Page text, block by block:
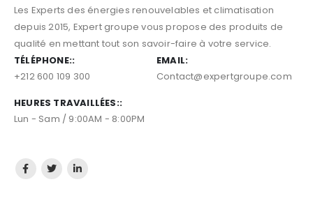
AU RÉSEAU
Les Experts des énergies renouvelables et climatisation
depuis 2015, Expert groupe vous propose des produits de
qualité en mettant tout son savoir-faire à votre service.
TÉLÉPHONE::
+212 600 109 300
EMAIL:
Contact@expertgroupe.com
HEURES TRAVAILLÉES::
Lun - Sam / 9:00AM - 8:00PM